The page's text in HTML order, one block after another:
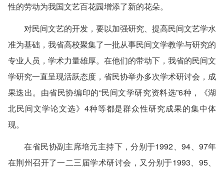
性的劳动为我国文艺百花园增添了新的花朵。
对民间文艺的开发，要以加强研究、提高民间文艺学水
准为基础，我省高校聚集了一批从事民间文学教学与研究的
专业人员，学术力量雄厚。在他们的带动下，我省的民间文
学研究一直呈现活跃态度，省民协举办多次学术研讨会，成
果迭出。由省民协编印的“民间文学研究资料选”6种，《湖
北民间文学论文选》4种等都是群众性研究成果的集中体
现。
在省民协副主席培元主持下，分别于1992、94、97年
在荆州召开了一二三届学术研讨会，又分别于1993、95、